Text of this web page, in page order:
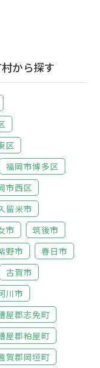
から探す
区
福岡市博多区
市西区
留米市
市
筑後市
野市
春日市
古賀市
川市
屋郡志免町
屋郡粕屋町
賀郡岡垣町